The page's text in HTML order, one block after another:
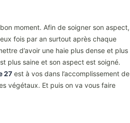
moment. Afin de soigner son aspect,
fois par an surtout après chaque
d’avoir une haie plus dense et plus
plus saine et son aspect est soigné.
27 est à vos dans l’accomplissement de
végétaux. Et puis on va vous faire